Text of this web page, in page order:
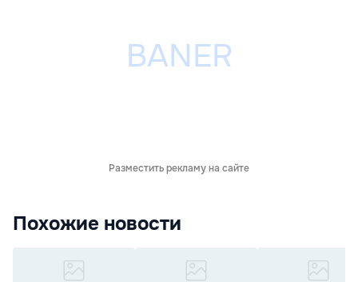
Разместить рекламу на сайте
Похожие новости